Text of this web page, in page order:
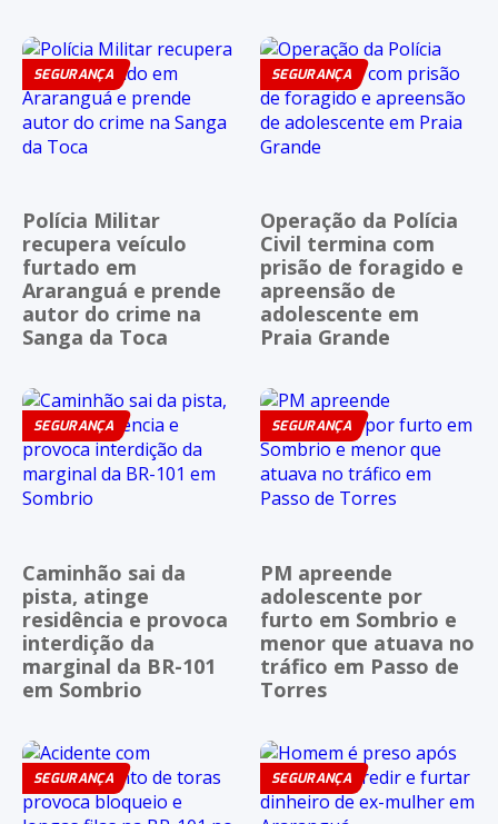
SEGURANÇA
Polícia Militar
recupera veículo
furtado em
Araranguá e prende
autor do crime na
Sanga da Toca
SEGURANÇA
Operação da Polícia
Civil termina com
prisão de foragido e
apreensão de
adolescente em
Praia Grande
SEGURANÇA
Caminhão sai da
pista, atinge
residência e provoca
interdição da
marginal da BR-101
em Sombrio
SEGURANÇA
PM apreende
adolescente por
furto em Sombrio e
menor que atuava no
tráfico em Passo de
Torres
SEGURANÇA SEGURANÇA